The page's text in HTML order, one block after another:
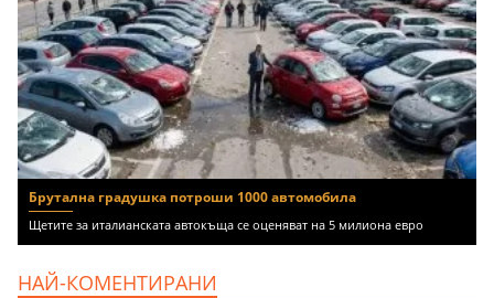
Брутална градушка потроши 1000 автомобила
Щетите за италианската автокъща се оценяват на 5 милиона евро
НАЙ-КОМЕНТИРАНИ